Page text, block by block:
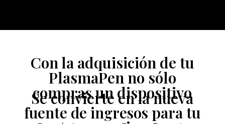
Con la adquisición de tu
PlasmaPen no sólo
compras un dispositivo
Se convierte en la nueva
fuente de ingresos para tu